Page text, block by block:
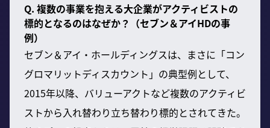
Q. 複数の事業を抱える大企業がアクティビストの
標的となるのはなぜか？（セブン＆アイHDの事
例）
セブン＆アイ・ホールディングスは、まさに「コン
グロマリットディスカウント」の典型例として、
2015年以降、バリューアクトなど複数のアクティビ
ストから入れ替わり立ち替わり標的とされてきた。